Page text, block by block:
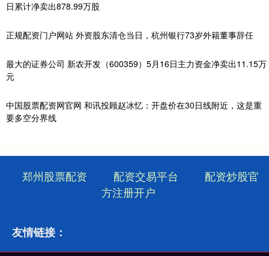
日累计净卖出878.99万股
正规配资门户网站 外资股东清仓当日，杭州银行73岁外籍董事辞任
最大的证券公司 新农开发（600359）5月16日主力资金净卖出11.15万
元
中国股票配资网官网 和讯投顾赵冰忆：开盘价在30日线附近，这是重
要多空分界线
郑州股票配资 配资交易平台
配资炒股官
方注册开户
友情链接：